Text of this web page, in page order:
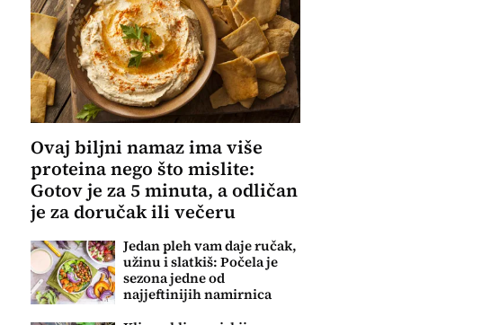
Ovaj biljni namaz ima više
proteina nego što mislite:
Gotov je za 5 minuta, a odličan
je za doručak ili večeru
Jedan pleh vam daje ručak,
užinu i slatkiš: Počela je
sezona jedne od
najjeftinijih namirnica